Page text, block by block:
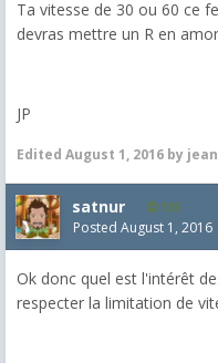
Ta vitesse de 30 ou 60 ce
devras mettre un R en
JP
Edited August 1, 2016 by
satnur 135
Posted August 1, 2016
Ok donc quel est l'intérêt
respecter la limitation de